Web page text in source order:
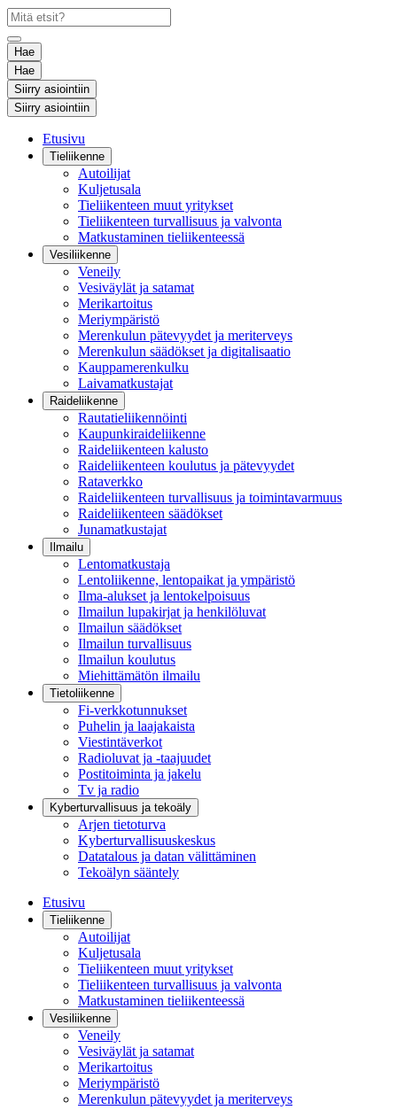
Hae
Hae
Siirry asiointiin
Siirry asiointiin
Etusivu
Tieliikenne
Autoilijat
Kuljetusala
Tieliikenteen muut yritykset
Tieliikenteen turvallisuus ja valvonta
Matkustaminen tieliikenteessä
Vesiliikenne
Veneily
Vesiväylät ja satamat
Merikartoitus
Meriympäristö
Merenkulun pätevyydet ja meriterveys
Merenkulun säädökset ja digitalisaatio
Kauppamerenkulku
Laivamatkustajat
Raideliikenne
Rautatieliikennöinti
Kaupunkiraideliikenne
Raideliikenteen kalusto
Raideliikenteen koulutus ja pätevyydet
Rataverkko
Raideliikenteen turvallisuus ja toimintavarmuus
Raideliikenteen säädökset
Junamatkustajat
Ilmailu
Lentomatkustaja
Lentoliikenne, lentopaikat ja ympäristö
Ilma-alukset ja lentokelpoisuus
Ilmailun lupakirjat ja henkilöluvat
Ilmailun säädökset
Ilmailun turvallisuus
Ilmailun koulutus
Miehittämätön ilmailu
Tietoliikenne
Fi-verkkotunnukset
Puhelin ja laajakaista
Viestintäverkot
Radioluvat ja -taajuudet
Postitoiminta ja jakelu
Tv ja radio
Kyberturvallisuus ja tekoäly
Arjen tietoturva
Kyberturvallisuuskeskus
Datatalous ja datan välittäminen
Tekoälyn sääntely
Etusivu
Tieliikenne
Autoilijat
Kuljetusala
Tieliikenteen muut yritykset
Tieliikenteen turvallisuus ja valvonta
Matkustaminen tieliikenteessä
Vesiliikenne
Veneily
Vesiväylät ja satamat
Merikartoitus
Meriympäristö
Merenkulun pätevyydet ja meriterveys